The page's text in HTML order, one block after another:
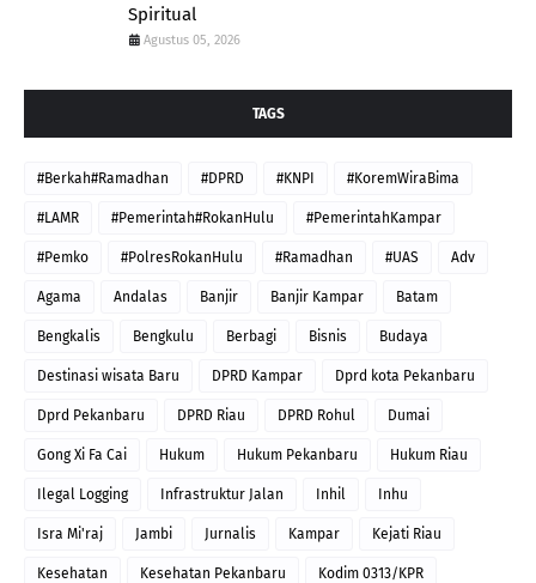
Spiritual
Agustus 05, 2026
TAGS
#Berkah#Ramadhan #DPRD #KNPI #KoremWiraBima
#LAMR #Pemerintah#RokanHulu #PemerintahKampar
#Pemko #PolresRokanHulu #Ramadhan #UAS Adv
Agama Andalas Banjir Banjir Kampar Batam
Bengkalis Bengkulu Berbagi Bisnis Budaya
Destinasi wisata Baru DPRD Kampar Dprd kota Pekanbaru
Dprd Pekanbaru DPRD Riau DPRD Rohul Dumai
Gong Xi Fa Cai Hukum Hukum Pekanbaru Hukum Riau
Ilegal Logging Infrastruktur Jalan Inhil Inhu
Isra Mi'raj Jambi Jurnalis Kampar Kejati Riau
Kesehatan Kesehatan Pekanbaru Kodim 0313/KPR